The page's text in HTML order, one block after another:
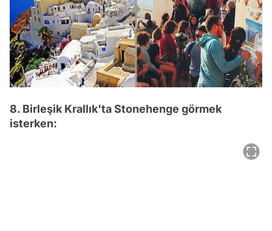
8. Birleşik Krallık'ta Stonehenge görmek
isterken: